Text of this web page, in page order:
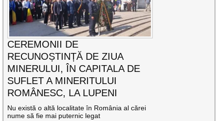
CEREMONII DE
RECUNOȘTINȚĂ DE ZIUA
MINERULUI, ÎN CAPITALA DE
SUFLET A MINERITULUI
ROMÂNESC, LA LUPENI
Nu există o altă localitate în România al cărei
nume să fie mai puternic legat